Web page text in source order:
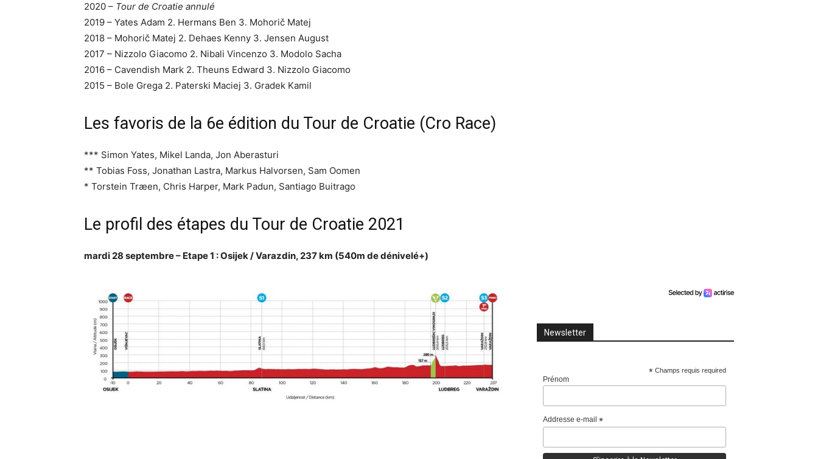
2020 – Tour de Croatie annulé
2019 – Yates Adam 2. Hermans Ben 3. Mohorič Matej
2018 – Mohorič Matej 2. Dehaes Kenny 3. Jensen August
2017 – Nizzolo Giacomo 2. Nibali Vincenzo 3. Modolo Sacha
2016 – Cavendish Mark 2. Theuns Edward 3. Nizzolo Giacomo
2015 – Bole Grega 2. Paterski Maciej 3. Gradek Kamil
Les favoris de la 6e édition du Tour de Croatie (Cro Race)
*** Simon Yates, Mikel Landa, Jon Aberasturi
** Tobias Foss, Jonathan Lastra, Markus Halvorsen, Sam Oomen
* Torstein Træen, Chris Harper, Mark Padun, Santiago Buitrago
Le profil des étapes du Tour de Croatie 2021
mardi 28 septembre – Etape 1 : Osijek / Varazdin, 237 km (540m de dénivelé+)
Newsletter
* Champs requis required
Prénom
Addresse e-mail *